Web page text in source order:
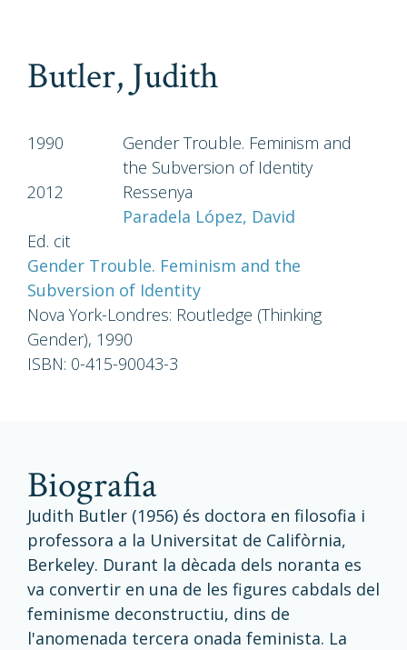
Butler, Judith
1990
Gender Trouble. Feminism and
the Subversion of Identity
2012
Ressenya
Paradela López, David
Ed. cit
Gender Trouble. Feminism and the
Subversion of Identity
Nova York-Londres: Routledge (Thinking
Gender), 1990
ISBN: 0-415-90043-3
biografia
Judith Butler (1956) és doctora en filosofia i
professora a la Universitat de Califòrnia,
Berkeley. Durant la dècada dels noranta es
va convertir en una de les figures cabdals del
feminisme deconstructiu, dins de
l'anomenada tercera onada feminista. La